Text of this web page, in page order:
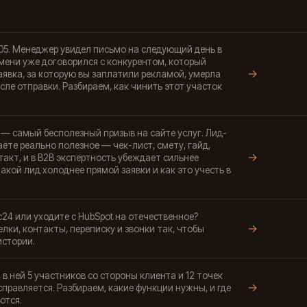
Менеджер увидел письмо на следующий день в
уже договорился с конкурентом, который
за которую вы заплатили рекламой, умерла
отправки. Разбираем, как чинить этот участок
→
самый бесполезный призыв на сайте услуг. Лид-
реально полезное — чек-лист, смету, гайд,
и в B2B экспертность убеждает сильнее
лид холоднее прямой заявки и как это учесть в
→
или уходите с HubSpot на отечественное?
контакты, переписку и звонки так, чтобы
→
ней 5 участников со стороны клиента и 12 точек
Разбираем, какие функции нужны, и где
→